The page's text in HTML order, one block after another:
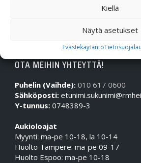
Kiellä
Näytä asetukset
Evästekäytäntö
OTA MEIHIN YHTEYTTÄ!
Puhelin (Vaihde): 010 617 0600
Sähköposti:
Y-tunnus: 0748389-3
Aukioloajat
Myynti: ma-pe 10-18, la 10-14
Huolto Tampere: ma-pe 09-17
Huolto Espoo: ma-pe 10-18